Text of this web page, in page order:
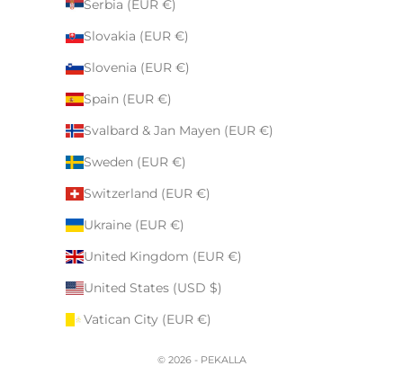
Serbia (EUR €)
Slovakia (EUR €)
Slovenia (EUR €)
Spain (EUR €)
Svalbard & Jan Mayen (EUR €)
Sweden (EUR €)
Switzerland (EUR €)
Ukraine (EUR €)
United Kingdom (EUR €)
United States (USD $)
Vatican City (EUR €)
© 2026 - PEKALLA